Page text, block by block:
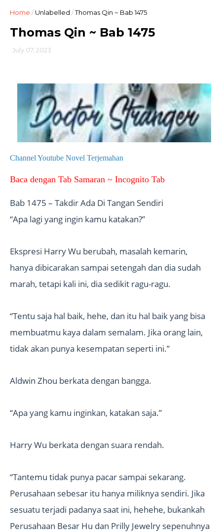
Home /Unlabelled /Thomas Qin ~ Bab 1475
Thomas Qin ~ Bab 1475
July 07, 2023
Channel Youtube Novel Terjemahan
Baca dengan Tab Samaran ~ Incognito Tab
Bab 1475 – Takdir Ada Di Tangan Sendiri
“Apa lagi yang ingin kamu katakan?”
Ekspresi Harry Wu berubah, masalah kemarin,
hanya dibicarakan sampai setengah dan dia sudah
marah, tetapi kali ini, dia sedikit ragu-ragu.
“Tentu saja hal baik, hehe, dan itu hal baik yang bisa
membuatmu kaya dalam semalam. Jika orang lain,
tidak akan punya kesempatan seperti ini.”
Aldwin Zhou berkata dengan bangga.
“Apa yang kamu inginkan, katakan saja.”
Harry Wu berkata dengan suara rendah.
“Tantemu tidak punya pacar sampai sekarang.
Perusahaan sebesar itu hanya miliknya sendiri. Jika
sesuatu terjadi padanya saat ini, hehehe, bukankah
Perusahaan Besar Hu dan Prilly Jewelry sepenuhnya